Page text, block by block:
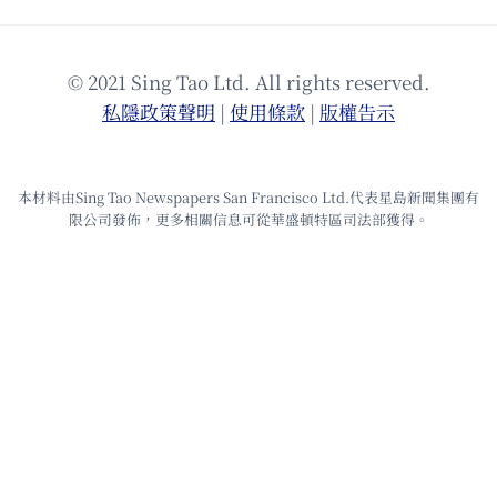
© 2021 Sing Tao Ltd. All rights reserved.
私隱政策聲明 | 使⽤條款 | 版權告⽰
本材料由Sing Tao Newspapers San Francisco Ltd.代表星島新聞集團有
限公司發佈，更多相關信息可從華盛頓特區司法部獲得。